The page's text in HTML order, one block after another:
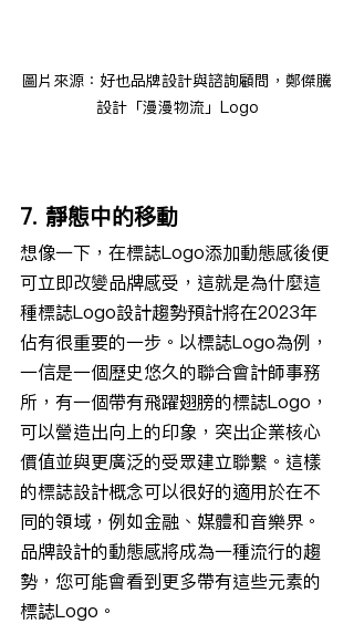
圖片來源：好也品牌設計與諮詢顧問，鄭傑騰
設計「漫漫物流」Logo
7. 靜態中的移動
想像一下，在標誌Logo添加動態感後便
可立即改變品牌感受，這就是為什麼這
種標誌Logo設計趨勢預計將在2023年
佔有很重要的一步。以標誌Logo為例，
一信是一個歷史悠久的聯合會計師事務
所，有一個帶有飛躍翅膀的標誌Logo，
可以營造出向上的印象，突出企業核心
價值並與更廣泛的受眾建立聯繫。這樣
的標誌設計概念可以很好的適用於在不
同的領域，例如金融、媒體和音樂界。
品牌設計的動態感將成為一種流行的趨
勢，您可能會看到更多帶有這些元素的
標誌Logo。